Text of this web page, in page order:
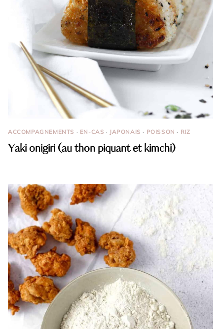
ACCOMPAGNEMENTS · EN-CAS · JAPONAIS · POISSON · RIZ
Yaki onigiri (au thon piquant et kimchi)